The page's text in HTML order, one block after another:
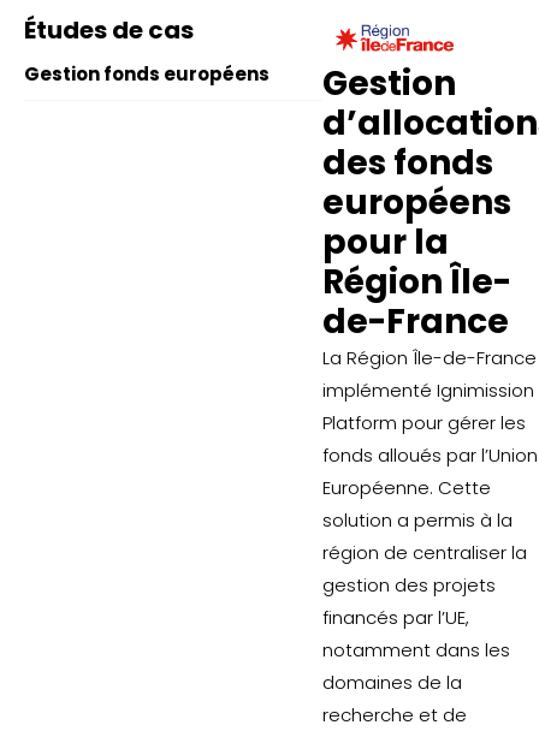
Études de cas
Gestion fonds européens
Gestion
des fonds
européens
pour la
Région Île-
de-France
La Région Île-de-
implémenté Ignimission
Platform pour gérer les
fonds alloués par l’Union
Européenne. Cette
solution a permis à la
région de centraliser la
gestion des projets
financés par l’UE,
notamment dans les
domaines de la
recherche et de